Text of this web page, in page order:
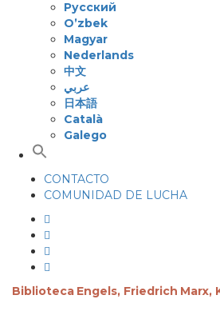
Русский
O’zbek
Magyar
Nederlands
中文
عربي
日本語
Català
Galego
CONTACTO
COMUNIDAD DE LUCHA
Biblioteca Engels, Friedrich Marx,